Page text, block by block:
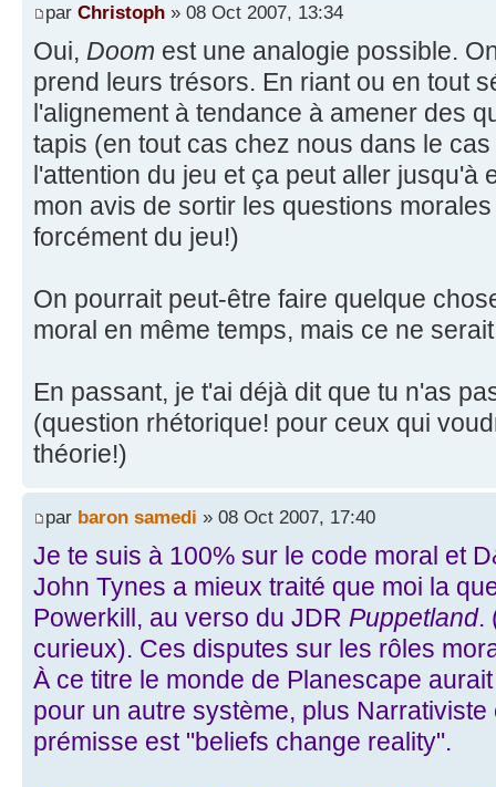
par Christoph » 08 Oct 2007, 13:34
Oui, Doom est une analogie possible.
prend leurs trésors. En riant ou en tout
l'alignement à tendance à amener des
tapis (en tout cas chez nous dans le
l'attention du jeu et ça peut aller jusqu'à
mon avis de sortir les questions
forcément du jeu!)
On pourrait peut-être faire quelque
moral en même temps, mais ce ne
En passant, je t'ai déjà dit que tu n'as
(question rhétorique! pour ceux qui
théorie!)
par baron samedi » 08 Oct 2007, 17:40
Je te suis à 100% sur le code moral et
John Tynes a mieux traité que moi la
Powerkill, au verso du JDR Puppetland.
curieux). Ces disputes sur les rôles
À ce titre le monde de Planescape
pour un autre système, plus
prémisse est "beliefs change reality".